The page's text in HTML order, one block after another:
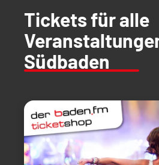
Tickets für alle
Südbaden